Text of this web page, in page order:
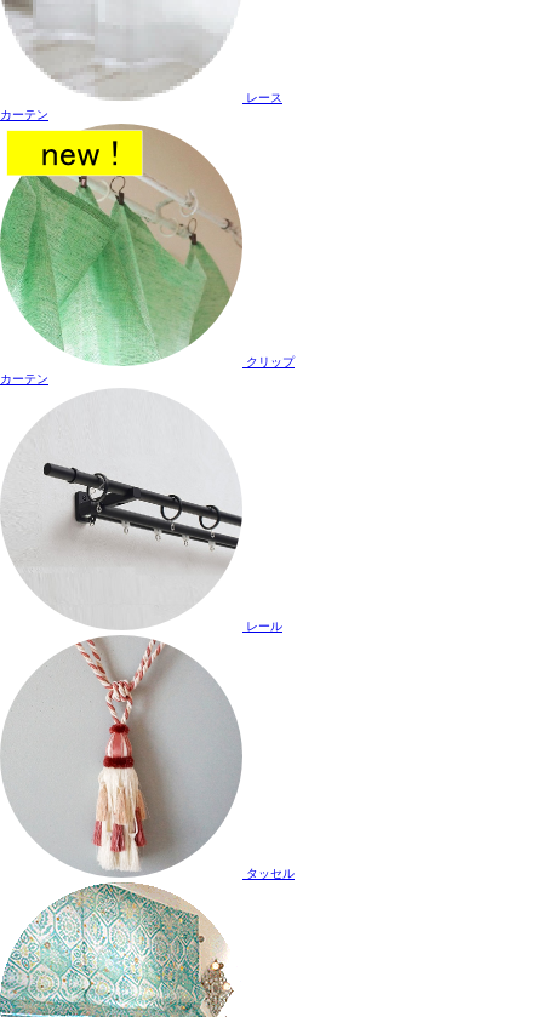
レース
カーテン
クリップ
カーテン
レール
タッセル